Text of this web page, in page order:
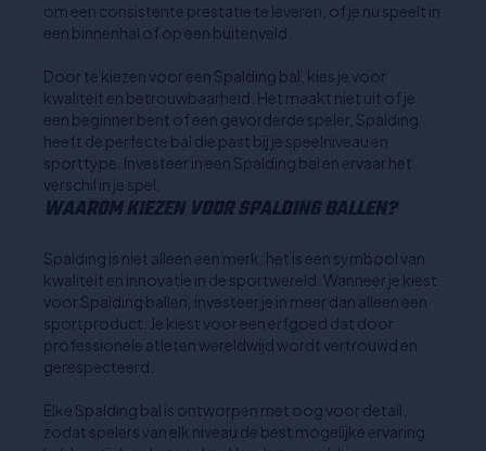
om een consistente prestatie te leveren, of je nu speelt in
een binnenhal of op een buitenveld.
Door te kiezen voor een Spalding bal, kies je voor
kwaliteit en betrouwbaarheid. Het maakt niet uit of je
een beginner bent of een gevorderde speler, Spalding
heeft de perfecte bal die past bij je speelniveau en
sporttype. Investeer in een Spalding bal en ervaar het
verschil in je spel.
WAAROM KIEZEN VOOR SPALDING BALLEN?
Spalding is niet alleen een merk; het is een symbool van
kwaliteit en innovatie in de sportwereld. Wanneer je kiest
voor Spalding ballen, investeer je in meer dan alleen een
sportproduct. Je kiest voor een erfgoed dat door
professionele atleten wereldwijd wordt vertrouwd en
gerespecteerd.
Elke Spalding bal is ontworpen met oog voor detail,
zodat spelers van elk niveau de best mogelijke ervaring